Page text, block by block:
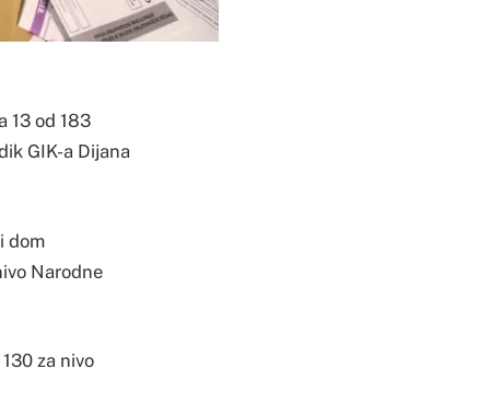
13 od 183
GIK-a Dijana
dom
Narodne
za nivo